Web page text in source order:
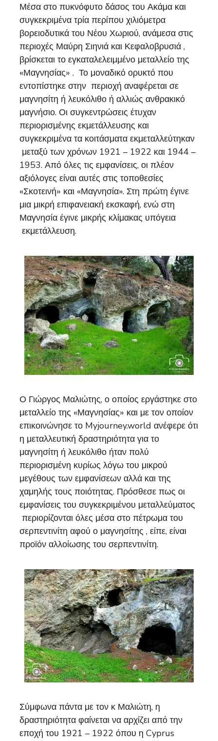
Μέσα στο πυκνόφυτο δάσος του Ακάμα και
συγκεκριμένα τρία περίπου χιλιόμετρα
βορειοδυτικά του Νέου Χωριού, ανάμεσα στις
περιοχές Μαύρη Σιηνιά και Κεφαλοβρυσιά ,
βρίσκεται το εγκαταλελειμμένο μεταλλείο της
«Μαγνησίας» . Το μοναδικό ορυκτό που
εντοπίστηκε στην περιοχή αναφέρεται σε
μαγνησίτη ή λευκόλιθο ή αλλιώς ανθρακικό
μαγνήσιο. Οι συγκεντρώσεις έτυχαν
περιορισμένης εκμετάλλευσης και
συγκεκριμένα τα κοιτάσματα εκμεταλλεύτηκαν
μεταξύ των χρόνων 1921 – 1922 και 1944 –
1953. Από όλες τις εμφανίσεις, οι πλέον
αξιόλογες είναι αυτές στις τοποθεσίες
«Σκοτεινή» και «Μαγνησία». Στη πρώτη έγινε
μια μικρή επιφανειακή εκσκαφή, ενώ στη
Μαγνησία έγινε μικρής κλίμακας υπόγεια
εκμετάλλευση.
Ο Γιώργος Μαλιώτης, ο οποίος εργάστηκε στο
μεταλλείο της «Μαγνησίας» και με τον οποίον
επικοινώνησε το Myjourney.world ανέφερε ότι
η μεταλλευτική δραστηριότητα για το
μαγνησίτη ή λευκόλιθο ήταν πολύ
περιορισμένη κυρίως λόγω του μικρού
μεγέθους των εμφανίσεων αλλά και της
χαμηλής τους ποιότητας. Πρόσθεσε πως οι
εμφανίσεις του συγκεκριμένου μεταλλεύματος
περιορίζονται όλες μέσα στο πέτρωμα του
σερπεντινίτη αφού ο μαγνησίτης , είπε, είναι
προϊόν αλλοίωσης του σερπεντινίτη.
Σύμφωνα πάντα με τον κ Μαλιώτη, η
δραστηριότητα φαίνεται να αρχίζει από την
εποχή του 1921 – 1922 όπου η Cyprus